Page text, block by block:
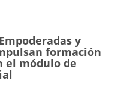
y
formación
el módulo de